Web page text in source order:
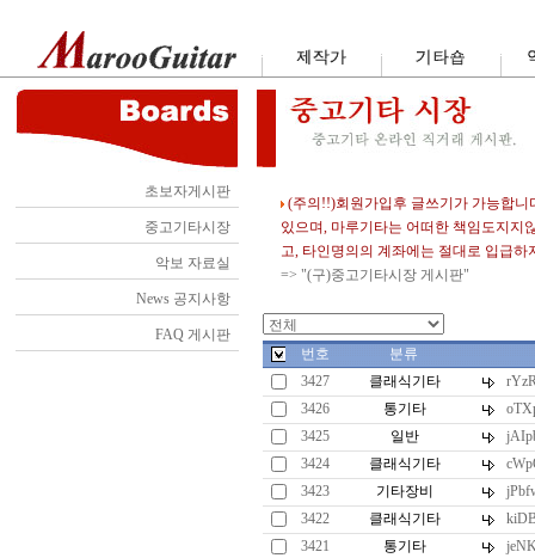
초보자게시판
중고기타시장
악보 자료실
News 공지사항
FAQ 게시판
(주의!!)회원가입후 글쓰기가 가능합
있으며, 마루기타는 어떠한 책임도지지
고, 타인명의의 계좌에는 절대로 입급
=> "(구)중고기타시장 게시판"
번호
분류
3427
클래식기타
3426
통기타
3425
일반
3424
클래식기타
3423
기타장비
3422
클래식기타
3421
통기타